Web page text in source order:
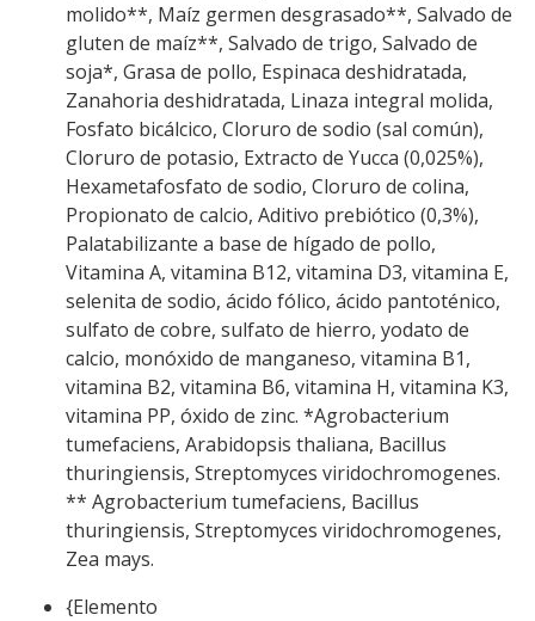
molido**, Maíz germen desgrasado**, Salvado de
gluten de maíz**, Salvado de trigo, Salvado de
soja*, Grasa de pollo, Espinaca deshidratada,
Zanahoria deshidratada, Linaza integral molida,
Fosfato bicálcico, Cloruro de sodio (sal común),
Cloruro de potasio, Extracto de Yucca (0,025%),
Hexametafosfato de sodio, Cloruro de colina,
Propionato de calcio, Aditivo prebiótico (0,3%),
Palatabilizante a base de hígado de pollo,
Vitamina A, vitamina B12, vitamina D3, vitamina E,
selenita de sodio, ácido fólico, ácido pantoténico,
sulfato de cobre, sulfato de hierro, yodato de
calcio, monóxido de manganeso, vitamina B1,
vitamina B2, vitamina B6, vitamina H, vitamina K3,
vitamina PP, óxido de zinc. *Agrobacterium
tumefaciens, Arabidopsis thaliana, Bacillus
thuringiensis, Streptomyces viridochromogenes.
** Agrobacterium tumefaciens, Bacillus
thuringiensis, Streptomyces viridochromogenes,
Zea mays.
{Elemento